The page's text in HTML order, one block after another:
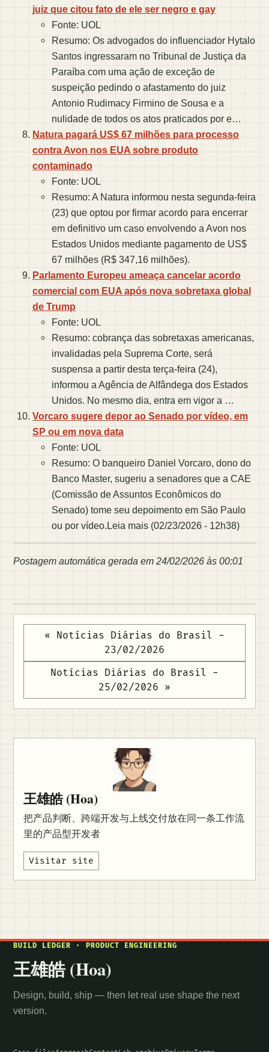
juiz que citou fato de ele ser negro e gay
Fonte: UOL
Resumo: Os advogados do influenciador Hytalo
Santos ingressaram no Tribunal de Justiça da
Paraíba com uma ação de exceção de
suspeição pedindo o afastamento do juiz
Antonio Rudimacy Firmino de Sousa e a
nulidade de todos os atos praticados por e…
Natura pagará US$ 67 milhões para processo
contra Avon nos EUA sobre produto
contaminado
Fonte: UOL
Resumo: A Natura informou nesta segunda-feira
(23) que optou por firmar acordo para encerrar
em definitivo um caso envolvendo a Avon nos
Estados Unidos mediante pagamento de US$
67 milhões (R$ 347,16 milhões).
Parlamento Europeu ameaça cancelar acordo
comercial com EUA após nova sobretaxa global
de Trump
Fonte: UOL
Resumo: cobrança das sobretaxas americanas,
invalidadas pela Suprema Corte, será
suspensa a partir desta terça-feira (24),
informou a Agência de Alfândega dos Estados
Unidos. No mesmo dia, entra em vigor a …
Vorcaro sugere depor ao Senado por vídeo, em
SP ou em nova data
Fonte: UOL
Resumo: O banqueiro Daniel Vorcaro, dono do
Banco Master, sugeriu a senadores que a CAE
(Comissão de Assuntos Econômicos do
Senado) tome seu depoimento em São Paulo
ou por vídeo.Leia mais (02/23/2026 - 12h38)
Postagem automática gerada em 24/02/2026 às 00:01
« Notícias Diárias do Brasil -
23/02/2026
Notícias Diárias do Brasil -
25/02/2026 »
王雄皓 (Hoa)
把产品判断、跨端开发与上线交付放在同一条工作流
里的产品型开发者
Visitar site
BUILD LEDGER · PRODUCT ENGINEERING
王雄皓 (Hoa)
Design, build, ship — then let real use shape the next
version.